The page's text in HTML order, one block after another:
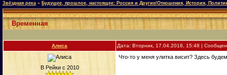
Звёздная река » Будущее, прошлое, настоящее: Россия и Другие/Отношения, История,
Временная
Алиса Дата: Вторник, 17.04.2018, 15:48 |
В Рейки с 2010
Что-то у меня улитка висит? Здесь